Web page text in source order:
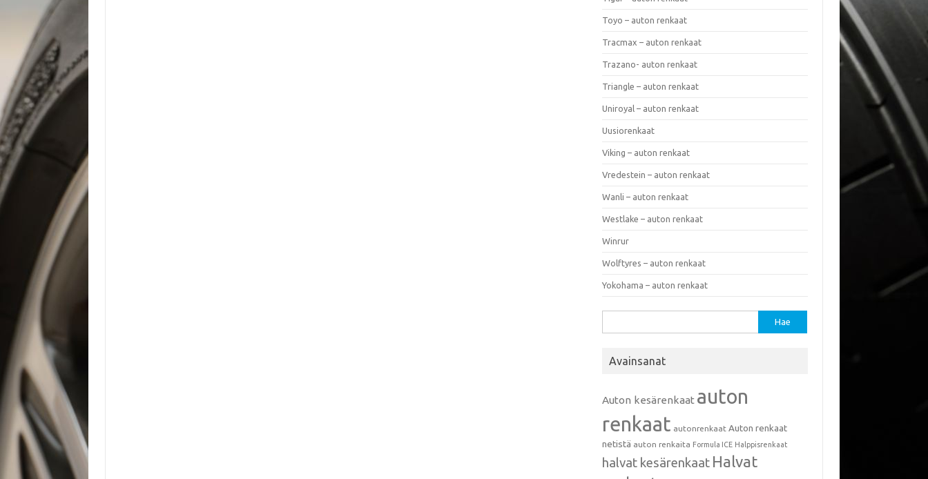
Toyo – auton renkaat
Tracmax – auton renkaat
Trazano- auton renkaat
Triangle – auton renkaat
Uniroyal – auton renkaat
Uusiorenkaat
Viking – auton renkaat
Vredestein – auton renkaat
Wanli – auton renkaat
Westlake – auton renkaat
Winrur
Wolftyres – auton renkaat
Yokohama – auton renkaat
Avainsanat
Auton kesärenkaat auton
renkaat autonrenkaat Auton renkaat
netistä auton renkaita Formula ICE Halppisrenkaat
halvat kesärenkaat Halvat